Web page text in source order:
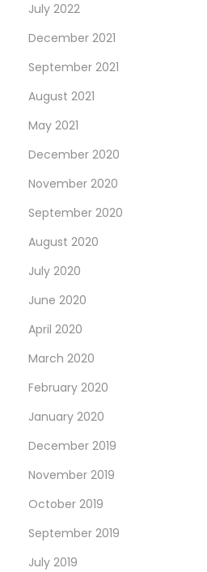
July 2022
December 2021
September 2021
August 2021
May 2021
December 2020
November 2020
September 2020
August 2020
July 2020
June 2020
April 2020
March 2020
February 2020
January 2020
December 2019
November 2019
October 2019
September 2019
July 2019